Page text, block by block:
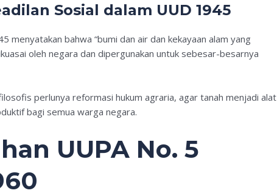
Sosial dalam UUD 1945
menyatakan bahwa “bumi dan air dan kekayaan alam yang
oleh negara dan dipergunakan untuk sebesar-besarnya
perlunya reformasi hukum agraria, agar tanah menjadi alat
bagi semua warga negara.
UUPA No. 5